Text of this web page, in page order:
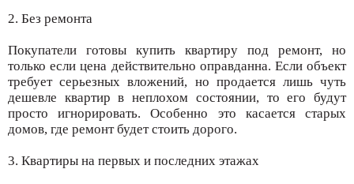
2. Без ремонта
Покупатели готовы купить квартиру под ремонт, но
только если цена действительно оправданна. Если объект
требует серьезных вложений, но продается лишь чуть
дешевле квартир в неплохом состоянии, то его будут
просто игнорировать. Особенно это касается старых
домов, где ремонт будет стоить дорого.
3. Квартиры на первых и последних этажах